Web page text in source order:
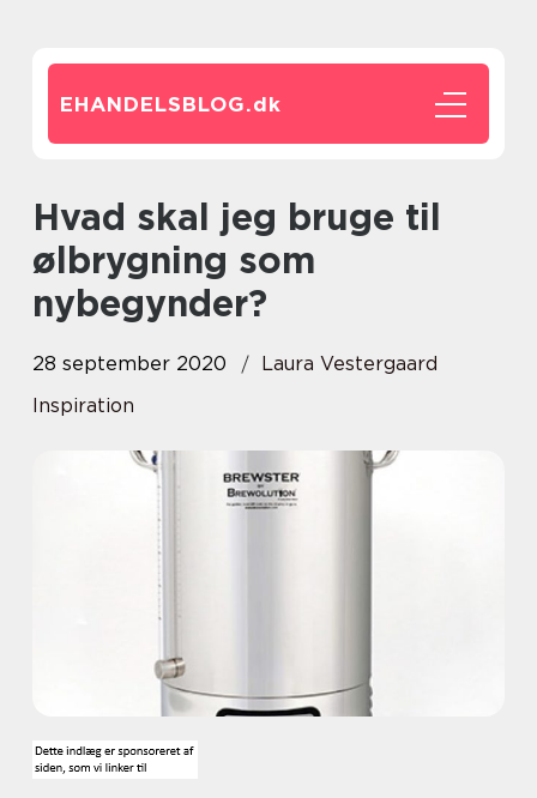
EHANDELSBLOG.dk
Hvad skal jeg bruge til
ølbrygning som
nybegynder?
28 september 2020
Laura Vestergaard
Inspiration